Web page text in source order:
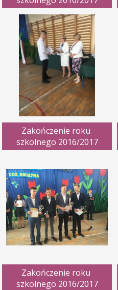
Zakończenie roku
szkolnego 2016/2017
Zakończenie roku
szkolnego 2016/2017